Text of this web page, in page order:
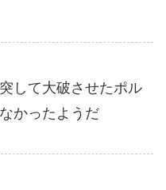
して大破させたポル
かったようだ